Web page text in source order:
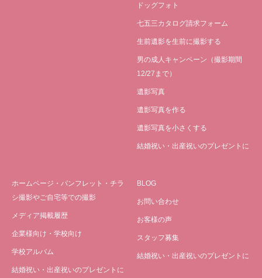
ドッグフォト
七五三カタログ請求フォーム
生前遺影を生前に撮影する
男の成人キャンペーン（撮影期間
12/27まで）
遺影写真
遺影写真を作る
遺影写真を小さくする
結婚祝い・出産祝いのプレゼントに
ホームページ・パンフレット・チラ
シ撮影やご自宅等での撮影
メディア掲載履歴
企業様向け・学校向け
学校アルバム
結婚祝い・出産祝いのプレゼントに
BLOG
お問い合わせ
お客様の声
スタッフ募集
結婚祝い・出産祝いのプレゼントに